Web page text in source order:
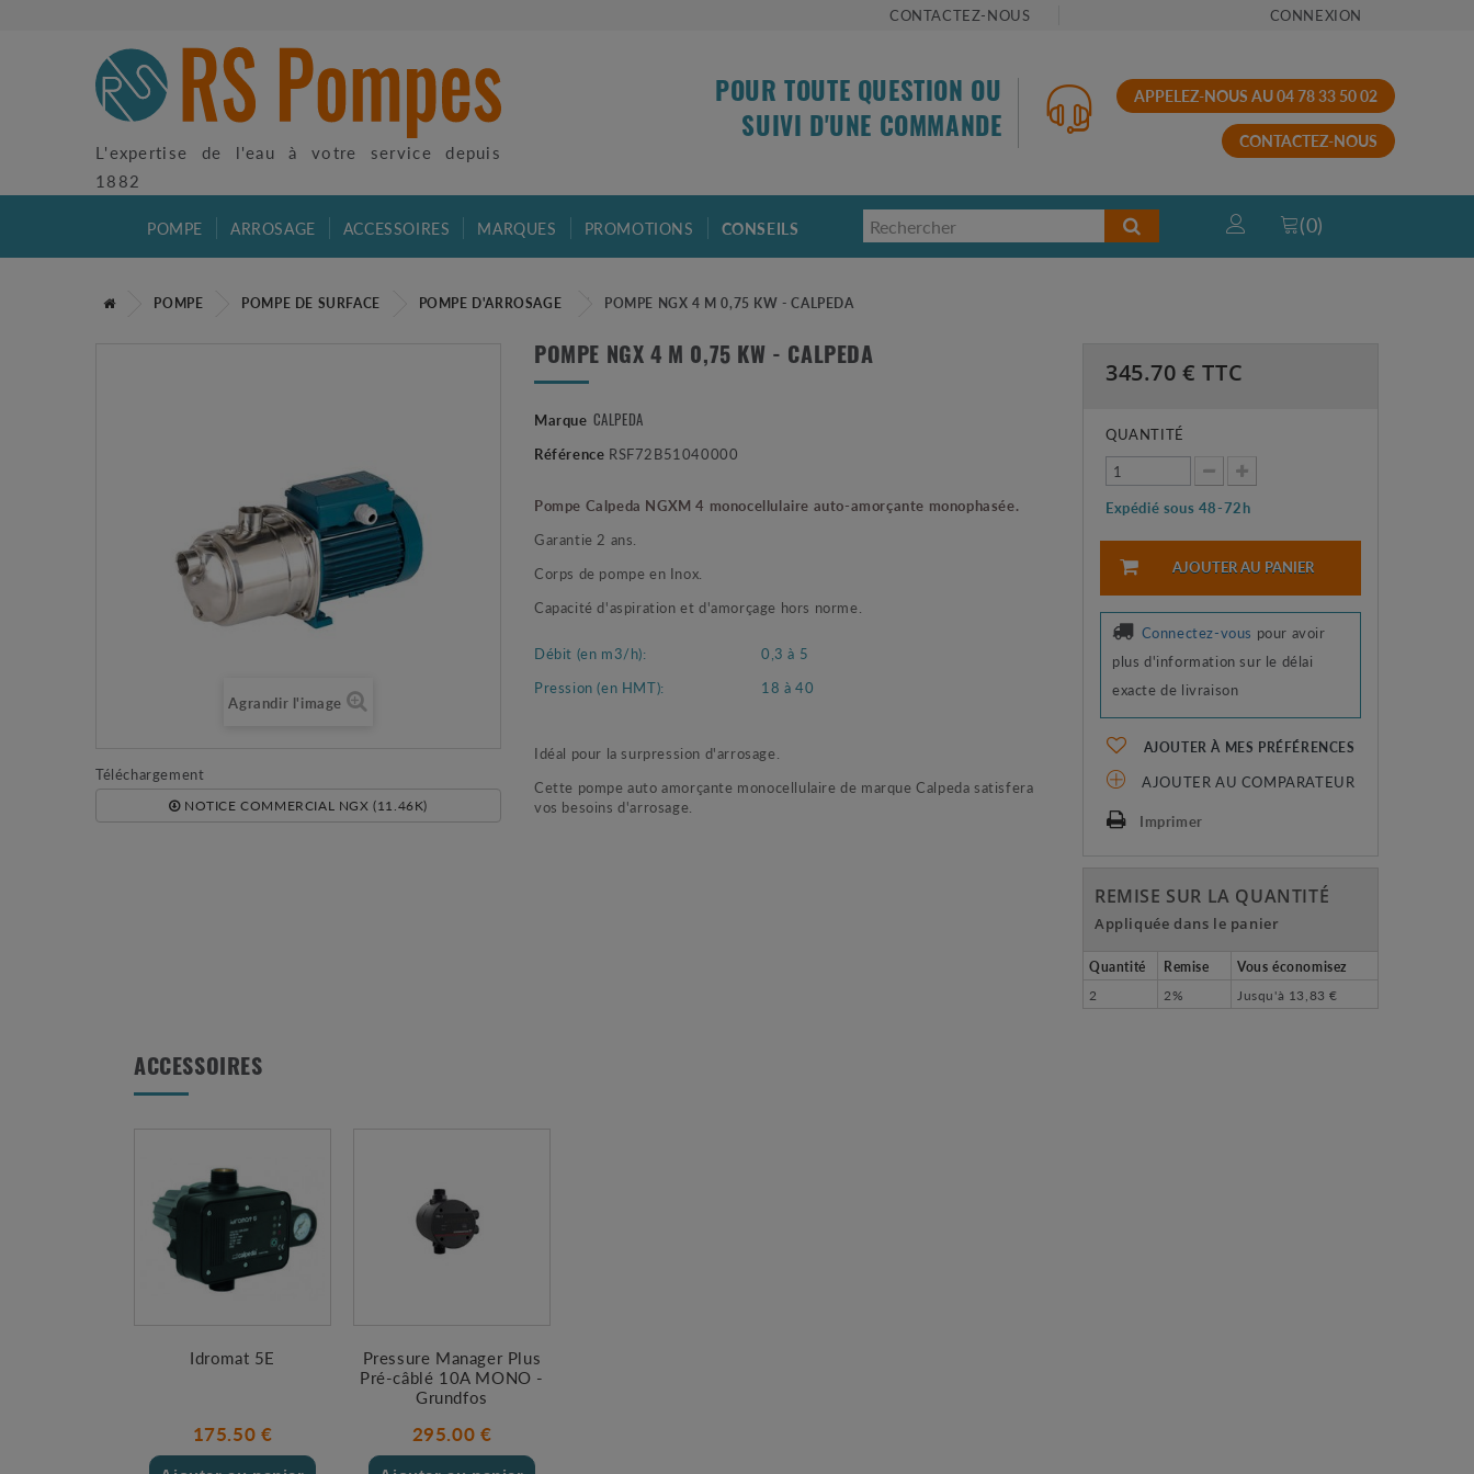
CONTACTEZ-NOUS CONNEXION
L'expertise de l'eau à votre service depuis
1882
POUR TOUTE QUESTION OU
SUIVI D'UNE COMMANDE
APPELEZ-NOUS AU 04 78 33 50 02
CONTACTEZ-NOUS
POMPE ARROSAGE ACCESSOIRES MARQUES PROMOTIONS CONSEILS (0)
POMPE POMPE DE SURFACE POMPE D'ARROSAGE POMPE NGX 4 M 0,75 KW - CALPEDA
Agrandir l'image
Téléchargement
NOTICE COMMERCIAL NGX (11.46K)
POMPE NGX 4 M 0,75 KW - CALPEDA
Marque CALPEDA
Référence RSF72B51040000
Pompe Calpeda NGXM 4 monocellulaire auto-amorçante monophasée.
Garantie 2 ans.
Corps de pompe en Inox.
Capacité d'aspiration et d'amorçage hors norme.
Débit (en m3/h):
0,3 à 5
Pression (en HMT):
18 à 40
Idéal pour la surpression d'arrosage.
Cette pompe auto amorçante monocellulaire de marque Calpeda satisfera
vos besoins d'arrosage.
345.70 € TTC
QUANTITÉ
Expédié sous 48-72h
AJOUTER AU PANIER
Connectez-vous pour avoir
plus d'information sur le délai
exacte de livraison
AJOUTER À MES PRÉFÉRENCES
AJOUTER AU COMPARATEUR
Imprimer
REMISE SUR LA QUANTITÉ
Appliquée dans le panier
Quantité Remise
Vous économisez
2
2% Jusqu'à 13,83 €
ACCESSOIRES
Idromat 5E
175.50 €
Pressure Manager Plus
Pré-câblé 10A MONO -
Grundfos
295.00 €